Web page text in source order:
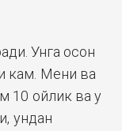
Унга осон
кам. Мени ва
10 ойлик ва у
ундан